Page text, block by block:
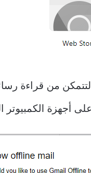
لتتمكن من قراءة